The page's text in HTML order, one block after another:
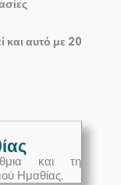
και αυτό με 20
και τη
Ημαθίας.